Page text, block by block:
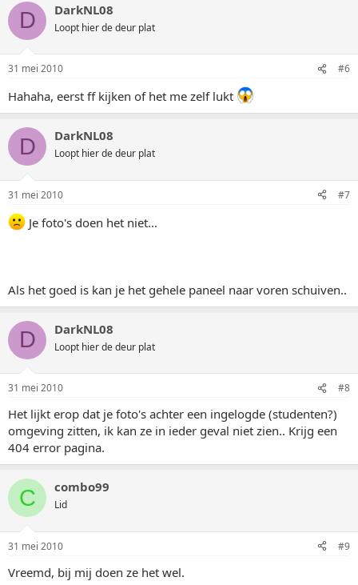
D DarkNL08
Loopt hier de deur plat
31 mei 2010 #6
Hahaha, eerst ff kijken of het me zelf lukt
D DarkNL08
Loopt hier de deur plat
31 mei 2010 #7
Je foto's doen het niet...
Als het goed is kan je het gehele paneel naar voren schuiven..
D DarkNL08
Loopt hier de deur plat
31 mei 2010 #8
Het lijkt erop dat je foto's achter een ingelogde (studenten?)
omgeving zitten, ik kan ze in ieder geval niet zien.. Krijg een
404 error pagina.
C combo99
Lid
31 mei 2010 #9
Vreemd, bij mij doen ze het wel.